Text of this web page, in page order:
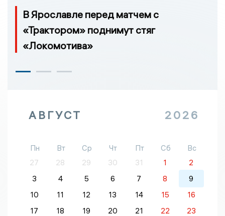
В Ярославле перед матчем с
«Трактором» поднимут стяг
«Локомотива»
АВГУСТ 2026
Пн Вт Ср Чт Пт Сб
Вс
27
28 29 30 31 1
2
3
4 5 6 7 8
9
10
11 12 13 14 15
16
17
18 19 20 21 22
23